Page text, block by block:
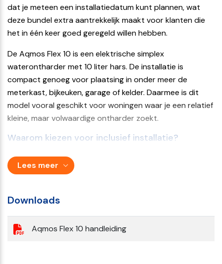
Vakantiemodus
Nee
Nee
Uitvoering
Duo Waterontharder
Elektrisch
Ja
80 liter
dat je meteen een installatiedatum kunt plannen, wat
deze bundel extra aantrekkelijk maakt voor klanten die
het in één keer goed geregeld willen hebben.
De Aqmos Flex 10 is een elektrische simplex
waterontharder met 10 liter hars. De installatie is
compact genoeg voor plaatsing in onder meer de
meterkast, bijkeuken, garage of kelder. Daarmee is dit
model vooral geschikt voor woningen waar je een relatief
kleine, maar volwaardige ontharder zoekt.
Waarom kiezen voor inclusief installatie?
Bij een waterontharder draait het niet alleen om het
toestel zelf, maar ook om een correcte aansluiting en
zoeken hoe alles gemonteerd moet worden. Dat is vooral
geen ervaring hebt met leidingwerk
Lees meer
Downloads
Aqmos Flex 10 handleiding